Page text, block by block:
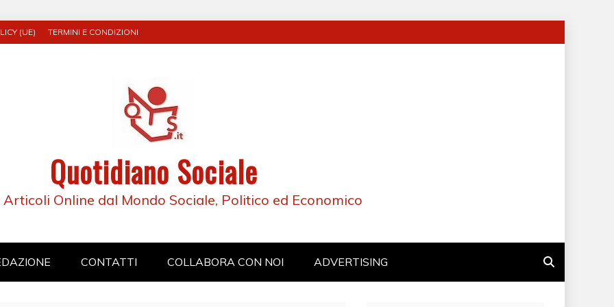
(UE) TERMINI E CONDIZIONI
Quotidiano Sociale
Articoli Online dal Mondo Sociale, Politico ed Economico
CONTATTI COLLABORA CON NOI ADVERTISING